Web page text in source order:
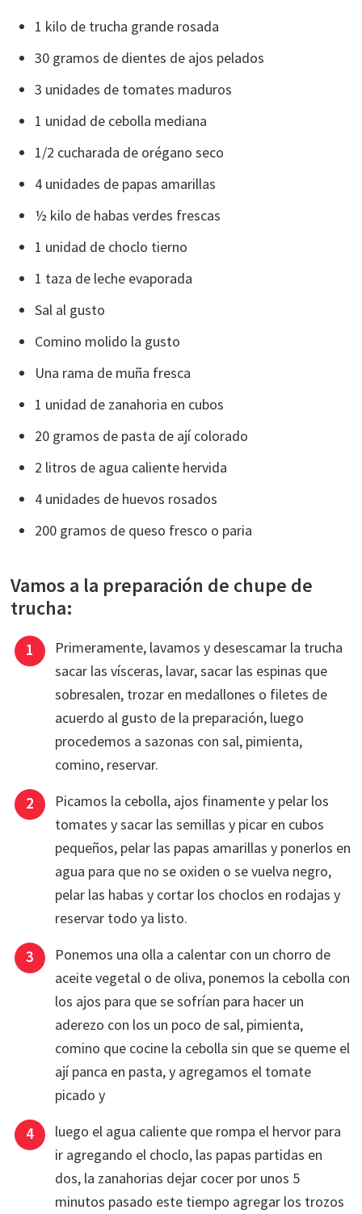
1 kilo de trucha grande rosada
30 gramos de dientes de ajos pelados
3 unidades de tomates maduros
1 unidad de cebolla mediana
1/2 cucharada de orégano seco
4 unidades de papas amarillas
½ kilo de habas verdes frescas
1 unidad de choclo tierno
1 taza de leche evaporada
Sal al gusto
Comino molido la gusto
Una rama de muña fresca
1 unidad de zanahoria en cubos
20 gramos de pasta de ají colorado
2 litros de agua caliente hervida
4 unidades de huevos rosados
200 gramos de queso fresco o paria
Vamos a la preparación de chupe de
trucha:
Primeramente, lavamos y desescamar la trucha
sacar las vísceras, lavar, sacar las espinas que
sobresalen, trozar en medallones o filetes de
acuerdo al gusto de la preparación, luego
procedemos a sazonas con sal, pimienta,
comino, reservar.
Picamos la cebolla, ajos finamente y pelar los
tomates y sacar las semillas y picar en cubos
pequeños, pelar las papas amarillas y ponerlos en
agua para que no se oxiden o se vuelva negro,
pelar las habas y cortar los choclos en rodajas y
reservar todo ya listo.
Ponemos una olla a calentar con un chorro de
aceite vegetal o de oliva, ponemos la cebolla con
los ajos para que se sofrían para hacer un
aderezo con los un poco de sal, pimienta,
comino que cocine la cebolla sin que se queme el
ají panca en pasta, y agregamos el tomate
picado y
luego el agua caliente que rompa el hervor para
ir agregando el choclo, las papas partidas en
dos, la zanahorias dejar cocer por unos 5
minutos pasado este tiempo agregar los trozos